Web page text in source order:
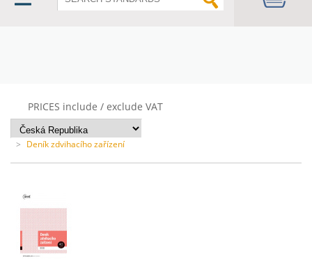
PRICES include / exclude VAT
> Deník zdvihacího zařízení